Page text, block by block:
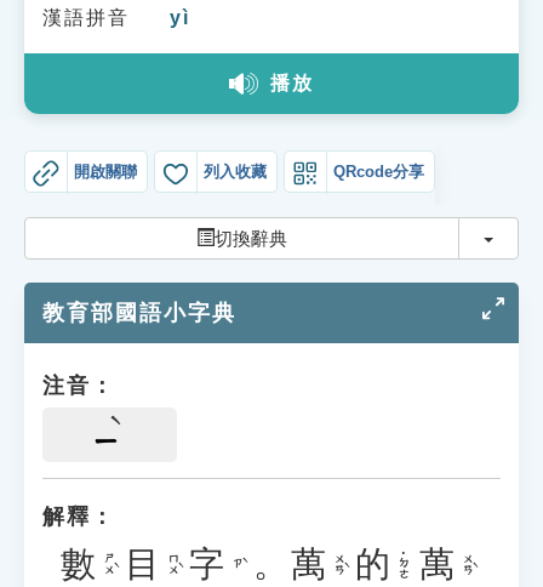
生命大百科索引
教學應用
貓頭鷹博士
漢語拼音 yì
播放
開啟關聯 列入收藏 QRcode分享
切換辭典 切換
教育部國語小字典
注音：
ㄧ
解釋：
數 ㄕㄨˋ 目 ㄇㄨˋ 字 ㄗˋ 。 萬 ㄨㄢˋ 的 ˙ㄉㄜ 萬 ㄨㄢˋ